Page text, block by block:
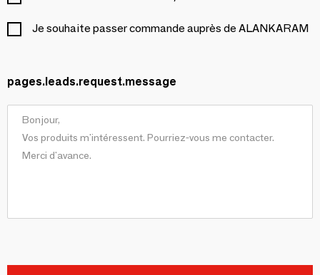
Je souhaite passer commande auprès de ALANKARAM
pages.leads.request.message